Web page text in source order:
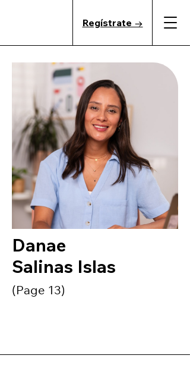
Regístrate →
Danae
Salinas Islas
(Page 13)